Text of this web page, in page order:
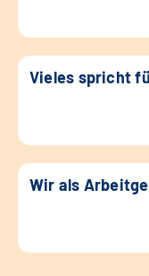
Vieles spricht
Wir als